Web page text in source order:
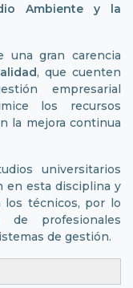
Ambiente y la
una gran carencia
, que cuenten
empresarial
los recursos
la mejora continua
universitarios
en esta disciplina y
los técnicos, por lo
profesionales
de gestión.